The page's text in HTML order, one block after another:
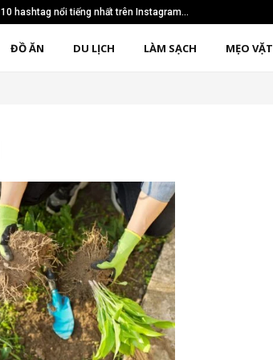
10 hashtag nổi tiếng nhất trên Instagram…
ĐỒ ĂN DU LỊCH LÀM SẠCH MẸO VẶT